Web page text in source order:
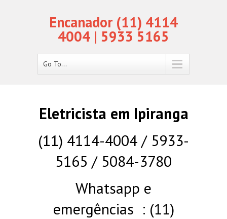
Encanador (11) 4114
4004 | 5933 5165
Go To...
Eletricista em Ipiranga
(11) 4114-4004 / 5933-
5165 / 5084-3780
Whatsapp e
emergências : (11)